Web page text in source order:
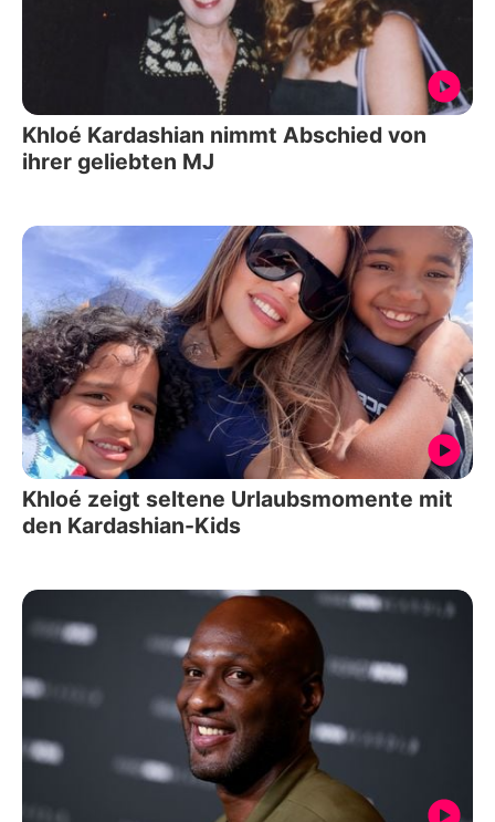
Khloé Kardashian nimmt Abschied von
ihrer geliebten MJ
Khloé zeigt seltene Urlaubsmomente mit
den Kardashian-Kids